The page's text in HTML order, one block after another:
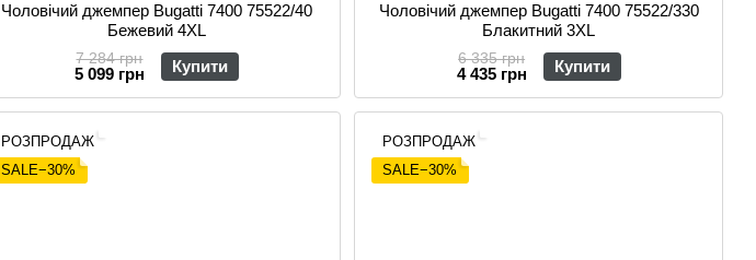
Чоловічий джемпер Bugatti 7400 75522/40
Бежевий 4XL
7 284 грн
5 099 грн Купити
Чоловічий джемпер Bugatti 7400 75522/330
Блакитний 3XL
6 335 грн
4 435 грн Купити
РОЗПРОДАЖ
SALE−30%
РОЗПРОДАЖ
SALE−30%